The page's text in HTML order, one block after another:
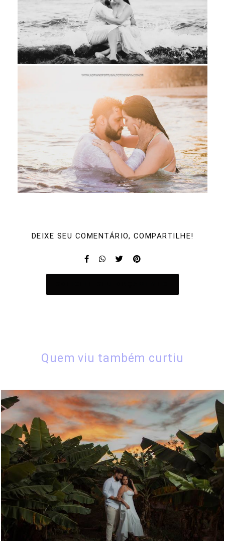
DEIXE SEU COMENTÁRIO, COMPARTILHE!
Quem viu também curtiu
460 0